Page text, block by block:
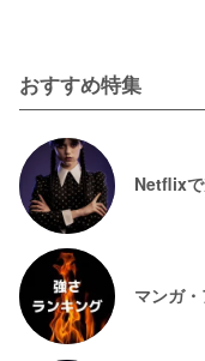
おすすめ特集
Netflixで
マンガ